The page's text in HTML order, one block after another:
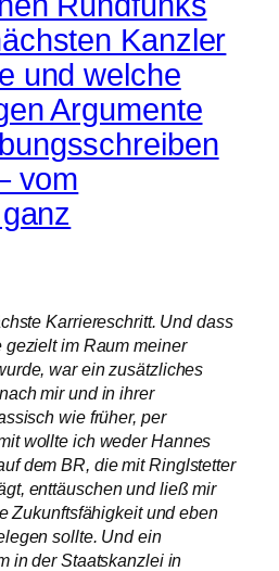
Kanzler
und welche
Argumente
vom
Karriereschritt. Und dass
im Raum meiner
war ein zusätzliches
mir und in ihrer
wie früher, per
wollte ich weder Hannes
dem BR, die mit Ringlstetter
enttäuschen und ließ mir
Zukunftsfähigkeit und eben
sollte. Und ein
in der Staatskanzlei in